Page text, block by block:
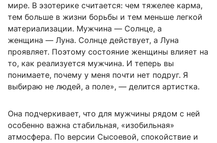
мире. В эзотерике считается: чем тяжелее карма,
тем больше в жизни борьбы и тем меньше легкой
материализации. Мужчина — Солнце, а
женщина — Луна. Солнце действует, а Луна
проявляет. Поэтому состояние женщины влияет на
то, как реализуется мужчина. И теперь вы
понимаете, почему у меня почти нет подруг. Я
выбираю не людей, а поле», — делится артистка.
Она подчеркивает, что для мужчины рядом с ней
особенно важна стабильная, «изобильная»
атмосфера. По версии Сысоевой, спокойствие и